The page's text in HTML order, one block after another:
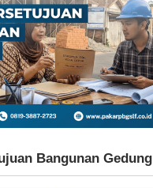
Bangunan Gedung